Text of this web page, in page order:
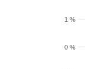
0 %
1 %